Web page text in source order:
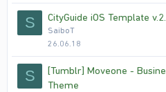
S CityGuide iOS Template
SaiboT
26.06.18
S
[Tumblr] Moveone -
Theme